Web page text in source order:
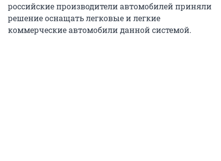
российские производители автомобилей приняли
решение оснащать легковые и легкие
коммерческие автомобили данной системой.